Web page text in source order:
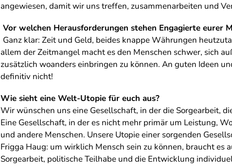
angewiesen, damit wir uns treffen, zusammenarbeiten und
Vor welchen Herausforderungen stehen Engagierte eurer
Ganz klar: Zeit und Geld, beides knappe Währungen
allem der Zeitmangel macht es den Menschen schwer, sich
zusätzlich woanders einbringen zu können. An guten Ideen
definitiv nicht!
Wie sieht eine Welt-Utopie für euch aus?
Wir wünschen uns eine Gesellschaft, in der die Sorgearbeit,
Eine Gesellschaft, in der es nicht mehr primär um Leistung,
und andere Menschen. Unsere Utopie einer sorgenden
Frigga Haug: um wirklich Mensch sein zu können, braucht es
Sorgearbeit, politische Teilhabe und die Entwicklung